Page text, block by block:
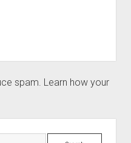
spam. Learn how your
Search